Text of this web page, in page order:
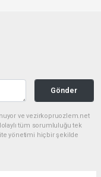
Gönder
ve vezirkopruozlem.net
tüm sorumluluğu tek
yönetimi hiçbir şekilde